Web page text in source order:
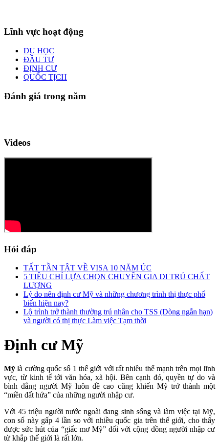
Lĩnh vực hoạt động
DU HỌC
ĐẦU TƯ
ĐỊNH CƯ
QUỐC TỊCH
Đánh giá trong năm
Videos
Hỏi đáp
TẤT TẦN TẬT VỀ VISA 10 NĂM ÚC
5 TIÊU CHÍ LỰA CHỌN CHUYÊN GIA DI TRÚ CHẤT
LƯỢNG
Lý do nên định cư Mỹ và những chương trình thị thực phổ
biến hiện nay?
Lộ trình trở thành thường trú nhân cho TSS (Dòng ngắn hạn)
và người có thị thực Làm việc Tạm thời
Định cư Mỹ
Mỹ là cường quốc số 1 thế giới với rất nhiều thế mạnh trên mọi lĩnh
vực, từ kinh tế tới văn hóa, xã hội. Bên cạnh đó, quyền tự do và
bình đẳng người Mỹ luôn đề cao cũng khiến Mỹ trở thành một
“miền đất hứa” của những người nhập cư.
Với 45 triệu người nước ngoài đang sinh sống và làm việc tại Mỹ,
con số này gấp 4 lần so với nhiều quốc gia trên thế giới, cho thấy
được sức hút của “giấc mơ Mỹ” đối với cộng đồng người nhập cư
từ khắp thế giới là rất lớn.